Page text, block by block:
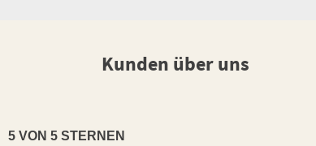
Kunden über uns
5 VON 5 STERNEN